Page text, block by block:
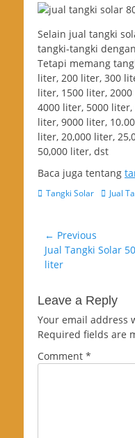
Selain jual tangki
tangki-tangki
Tetapi memang
liter, 200 liter, 300
liter, 1500 liter,
4000 liter, 5000
liter, 9000 liter,
liter, 20,000 liter,
50,000 liter, dst
Baca juga tentang
Categories
Tangki Solar TagsJual
Post
navigation
← Previous
Previous
post:
Jual Tangki Solar
liter
Leave a Reply
Your email address
Required fields are
Comment *